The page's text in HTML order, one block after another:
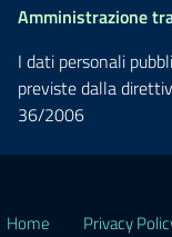
Amministrazione
I dati personali
previste dalla
36/2006
Home Privacy